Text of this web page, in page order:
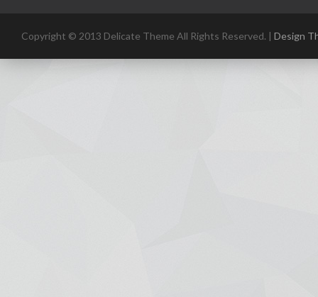
Copyright © 2013 Delicate Theme All Rights Reserved. | Design